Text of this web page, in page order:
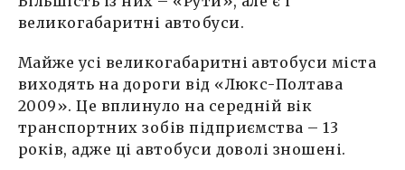
великогабаритні автобуси.
Майже усі великогабаритні автобуси міста
виходять на дороги від «Люкс-Полтава
2009». Це вплинуло на середній вік
транспортних зобів підприємства – 13
років, адже ці автобуси доволі зношені.